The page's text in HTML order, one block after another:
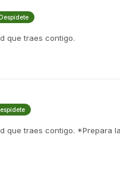
que traes contigo.
que traes contigo. *Prepara